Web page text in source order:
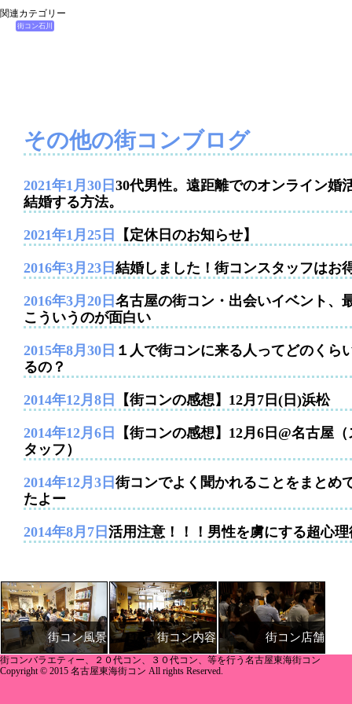
関連カテゴリー
街コン石川
その他の街コンブログ
2021年1月30日 30代男性。遠距離でのオンライン婚
結婚する方法。
2021年1月25日 【定休日のお知らせ】
2016年3月23日 結婚しました！街コンスタッフはお
2016年3月20日 名古屋の街コン・出会いイベント、
こういうのが面白い
2015年8月30日 １人で街コンに来る人ってどのくら
るの？
2014年12月8日 【街コンの感想】12月7日(日)浜松
2014年12月6日
【街コンの感想】12月6日@名古屋（
タッフ）
2014年12月3日 街コンでよく聞かれることをまとめ
たよー
2014年8月7日 活用注意！！！男性を虜にする超心理
街コン風景 街コン内容 街コン店舗
街コンバラエティー、２０代コン、３０代コン、等を行う名古屋東海街コン
Copyright © 2015 名古屋東海街コン All rights Reserved.